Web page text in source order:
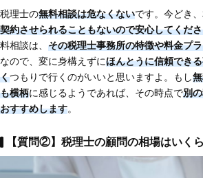
税理士の無料相談は危なくないです。今どき
契約させられることもないので安心してくだ
料相談は、 その税理士事務所の特徴や料金プ
なので、変に身構えずにほんとうに信頼でき
くつもりで行くのがいいと思いますよ。もし
も横柄に感じるようであれば、その時点で別
おすすめします。
【質問②】税理士の顧問の相場はいく